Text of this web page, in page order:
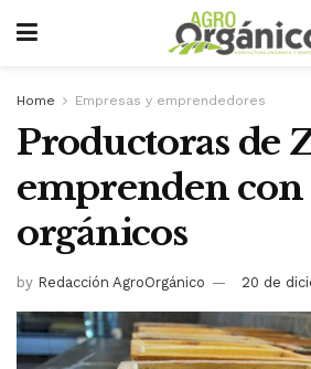
Home Empresas y emprendedores
Productoras de
emprenden con
orgánicos
by Redacción AgroOrgánico 20 de